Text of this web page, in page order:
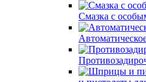
Смазка с